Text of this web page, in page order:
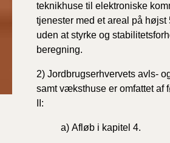
teknikhuse til elektroniske
tjenester med et areal på højst
uden at styrke og
beregning.
2) Jordbrugserhvervets avls-
samt væksthuse er omfattet af
II:
a) Afløb i kapitel 4.